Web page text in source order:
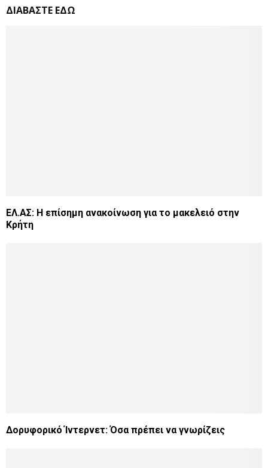
ΔΙΑΒΑΣΤΕ ΕΔΩ
ΕΛ.ΑΣ: Η επίσημη ανακοίνωση για το μακελειό στην
Κρήτη
Δορυφορικό Ίντερνετ: Όσα πρέπει να γνωρίζεις